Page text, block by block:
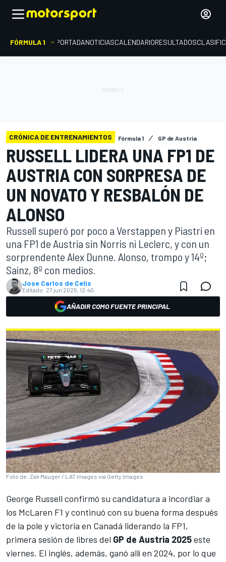
FÓRMULA 1 PORTADANOTICIASCALENDARIORESULTADOS
CRÓNICA DE ENTRENAMIENTOS Fórmula 1 GP de Austria
RUSSELL LIDERA UNA FP1 DE
AUSTRIA CON SORPRESA DE
UN NOVATO Y RESBALÓN DE
ALONSO
Russell superó por poco a Verstappen y Piastri en
una FP1 de Austria sin Norris ni Leclerc, y con un
sorprendente Alex Dunne. Alonso, trompo y 14º;
Sainz, 8º con medios.
Jose Carlos de Celis
Editado: 27 jun 2025, 12:40
AÑADIR COMO FUENTE PRINCIPAL
Foto de: Zak Mauger / LAT Images via Getty Images
George Russell confirmó su candidatura a incordiar a
los McLaren F1 y continuó con su buena forma después
de la pole y victoria en Canadá liderando la FP1,
primera sesión de libres del GP de Austria 2025este
viernes. El inglés, además, ganó allí en 2024, por lo que